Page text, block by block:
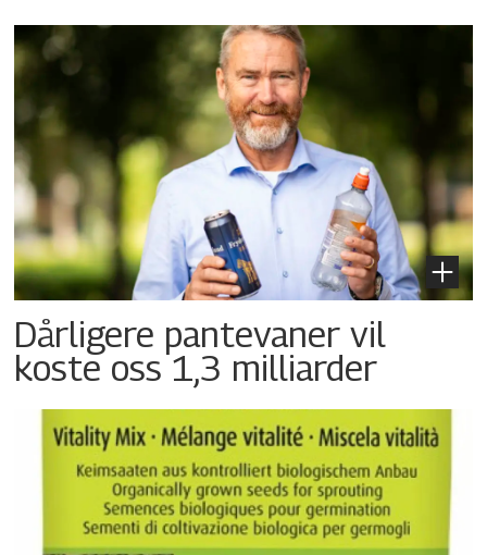
Dårligere pantevaner vil
koste oss 1,3 milliarder